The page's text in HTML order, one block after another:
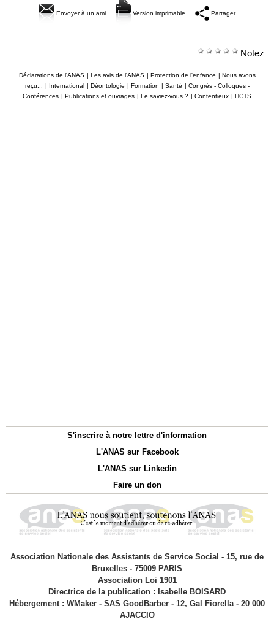
Envoyer à un ami Version imprimable Partager
Notez
Déclarations de l'ANAS Les avis de l'ANAS Protection de l'enfance
Nous avons
reçu...
International Déontologie Formation Santé
Congrès - Colloques -
Conférences
Publications et ouvrages Le saviez-vous ? Contentieux HCTS
S'inscrire à notre lettre d'information
L'ANAS sur Facebook
L'ANAS sur Linkedin
Faire un don
Association Nationale des Assistants de Service Social - 15, rue de
Bruxelles - 75009 PARIS
Association Loi 1901
Directrice de la publication : Isabelle BOISARD
Hébergement : WMaker - SAS GoodBarber - 12, Gal Fiorella - 20 000
AJACCIO